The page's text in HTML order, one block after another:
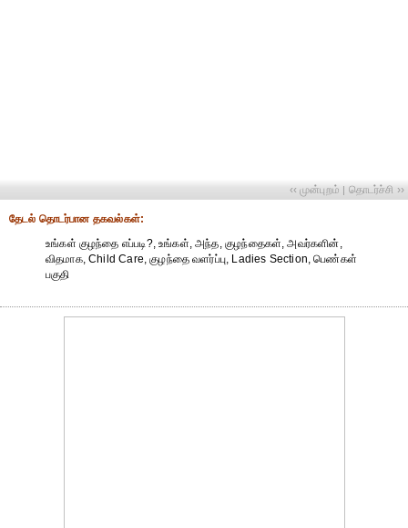
‹‹ முன்புறம் | தொடர்ச்சி ››
தேட‌ல் தொட‌ர்பான தகவ‌ல்க‌ள்:
உங்கள் குழந்தை எப்படி?, உங்கள், அந்த, குழந்தைகள், அவர்களின்,
விதமாக, Child Care, குழந்தை வளர்ப்பு, Ladies Section, பெண்கள்
பகுதி